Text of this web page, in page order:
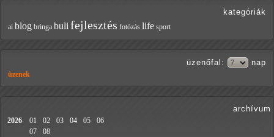
kategóriák
ai blog bringa buli fejlesztés fotózás life sport
üzenőfal : nap
üzenek
archívum
2026 01 02 03 04 05
06
07
08